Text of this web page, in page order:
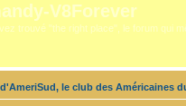
V8Forever
trouvé "the right place", le forum qui
le club des Américaines